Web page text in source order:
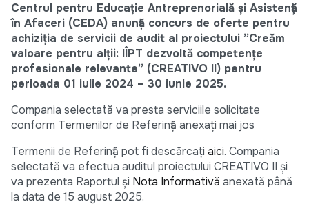
Centrul pentru Educație Antreprenorială și Asistență
în Afaceri (CEDA) anunță concurs de oferte pentru
achiziția de servicii de audit al proiectului ”Creăm
valoare pentru alții: IÎPT dezvoltă competențe
profesionale relevante” (CREATIVO II) pentru
perioada 01 iulie 2024 – 30 iunie 2025.
Compania selectată va presta serviciile solicitate
conform Termenilor de Referință anexați mai jos
Termenii de Referință pot fi descărcați aici. Compania
selectată va efectua auditul proiectului CREATIVO II și
va prezenta Raportul și Nota Informativă anexată până
la data de 15 august 2025.